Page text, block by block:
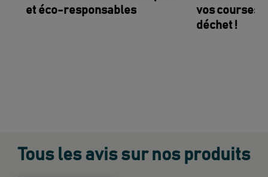
et éco-responsables
vos courses
déchet !
Tous les avis sur nos produits